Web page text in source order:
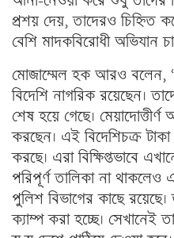
প্রশয় দেয়, তাদেরও চিহ্নিত
বেশি মাদকবিরোধী অভিযান
মোজাম্মেল হক আরও বলেন,
বিদেশি নাগরিক রয়েছেন।
শেষ হয়ে গেছে। মেয়াদোত্তীর্ণ
করছেন। এই বিদেশিচক্র
করছে। এরা বিক্ষিপ্তভাবে
পরিপূর্ণ তালিকা না
পুলিশ বিভাগের কাছে
ক্যাম্প করা হচ্ছে। সেখানেই